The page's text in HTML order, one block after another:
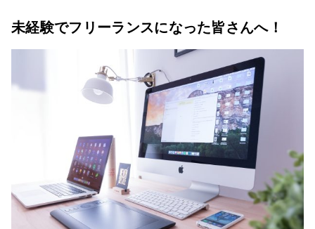
未経験でフリーランスになった皆さんへ！